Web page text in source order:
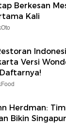
Berkesan
Kali
Versi
Herdman:
Bikin